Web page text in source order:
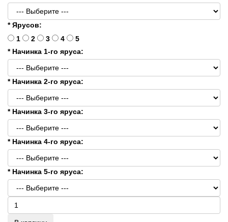
* Ярусов:
1
2 3 4
5
* Начинка 1-го яруса:
* Начинка 2-го яруса:
* Начинка 3-го яруса:
* Начинка 4-го яруса:
* Начинка 5-го яруса: